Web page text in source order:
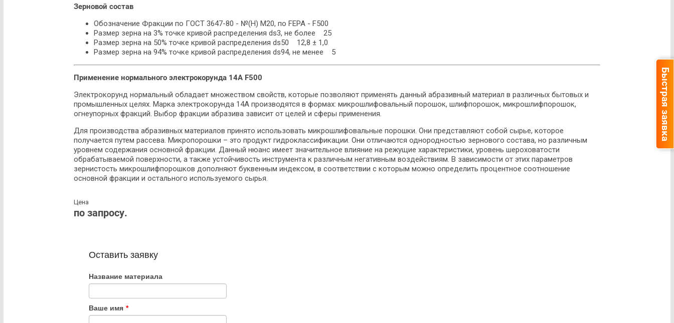
Зерновой состав
Обозначение Фракции по ГОСТ 3647-80 - №(H) М20, по FEPA - F500
Размер зерна на 3% точке кривой распределения ds3, не более 25
Размер зерна на 50% точке кривой распределения ds50 12,8 ± 1,0
Размер зерна на 94% точке кривой распределения ds94, не менее 5
Применение нормального электрокорунда 14А F500
Электрокорунд нормальный обладает множеством свойств, которые позволяют применять данный абразивный материал в различных бытовых и
промышленных целях. Марка электрокорунда 14А производятся в формах: микрошлифовальный порошок, шлифпорошок, микрошлифпорошок,
огнеупорных фракций. Выбор фракции абразива зависит от целей и сферы применения.
Для производства абразивных материалов принято использовать микрошлифовальные порошки. Они представляют собой сырье, которое
получается путем рассева. Микропорошки – это продукт гидроклассификации. Они отличаются однородностью зернового состава, но различным
уровнем содержания основной фракции. Данный нюанс имеет значительное влияние на режущие характеристики, уровень шероховатости
обрабатываемой поверхности, а также устойчивость инструмента к различным негативным воздействиям. В зависимости от этих параметров
зернистость микрошлифпорошков дополняют буквенным индексом, в соответствии с которым можно определить процентное соотношение
основной фракции и остального используемого сырья.
Цена
по запросу.
Оставить заявку
Название материала
Ваше имя *
Быстрая заявка